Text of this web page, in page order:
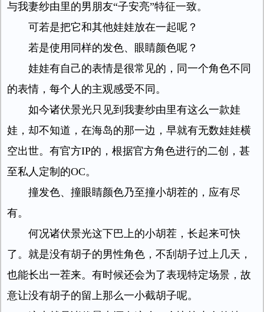
与我妻纱由里的男朋友“子安亮”特征一致。
可若是把它和其他娃娃放在一起呢？
若是使用同样的发色、眼睛颜色呢？
娃娃有自己的表情是很常见的，同一个角色不同
的表情，每个人的主观感受不同。
如今诸伏景光只见到我妻纱由里有这么一款娃
娃，却不知道，在海岛的那一边，早就有无数娃娃横
空出世。有官方IP的，根据官方角色进行的二创，甚
至私人定制的OC。
撞发色、撞眼睛颜色乃至撞小胡茬的，应有尽
有。
何况诸伏景光这下巴上的小胡茬，长起来可快
了。就是没有胡子的男性角色，不刮胡子过上几天，
也能长出一茬来。有时候还会为了表现特定场景，故
意让没有胡子的留上那么一小截胡子呢。